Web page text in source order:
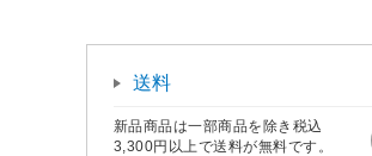
送料
新品商品は一部商品を除き税込
3,300円以上で送料が無料です。